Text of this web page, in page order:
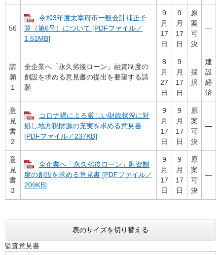
56
令和3年度太宰府市一般会計補正予
算（第6号）について [PDFファイル／
1.51MB]
9
月
17
日
9
月
17
日
原
案
可
決
―
請
願
1
全企業へ「永久劣後ローン」融資制度の
創設を求める意見書の提出を要望する請
願
8
月
27
日
9
月
17
日
採
択
建
設
経
済
意
見
書
2
コロナ禍による厳しい財政状況に対
処し地方税財源の充実を求める意見書
[PDFファイル／237KB]
9
月
17
日
9
月
17
日
原
案
可
決
―
意
見
書
3
全企業へ「永久劣後ローン」融資制
度の創設を求める意見書 [PDFファイル／
209KB]
9
月
17
日
9
月
17
日
原
案
可
決
―
表のサイズを切り替える
監査意見書